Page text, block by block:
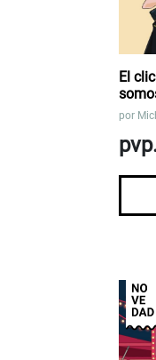
El
por